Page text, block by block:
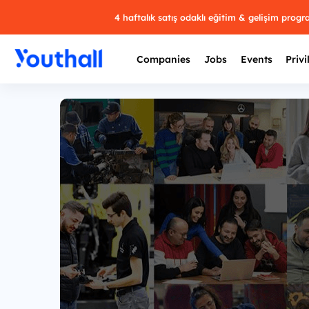
4 haftalık satış odaklı eğitim & gelişim
Companies Jobs Events